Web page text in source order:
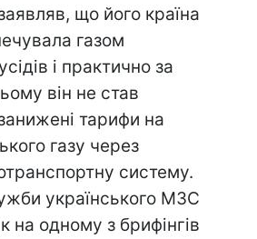
що його країна
газом
і практично за
він не став
тарифи на
газу через
систему.
українського МЗС
на одному з брифінгів